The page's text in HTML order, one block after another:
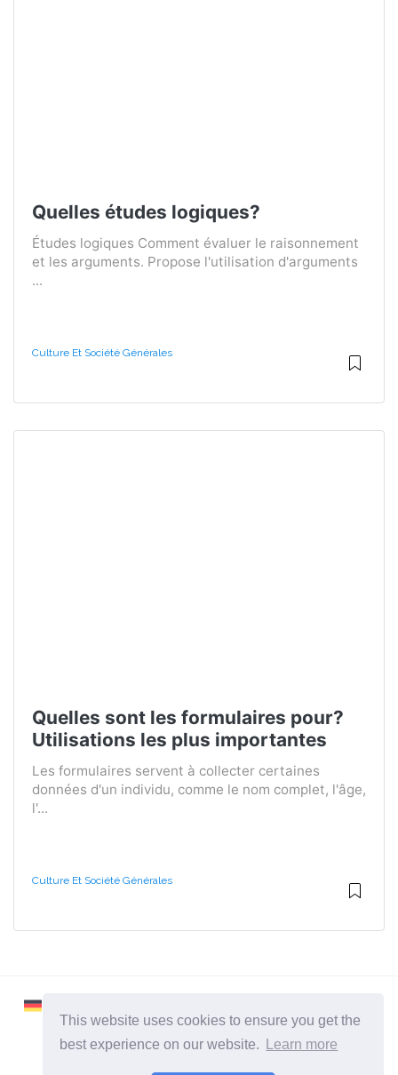
This website uses cookies to ensure you get the
best experience on our website.
Learn more
Quelles études logiques?
Études logiques Comment évaluer le raisonnement
et les arguments. Propose l'utilisation d'arguments
...
Culture Et Société Générales
Quelles sont les formulaires pour?
Utilisations les plus importantes
Les formulaires servent à collecter certaines
données d'un individu, comme le nom complet, l'âge,
l'...
Culture Et Société Générales